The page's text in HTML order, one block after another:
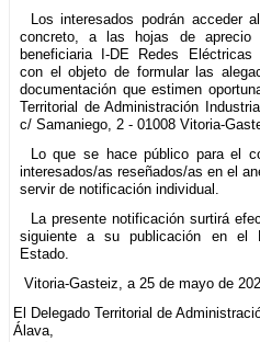
Los interesados podrán acceder
concreto, a las hojas de aprecio
beneficiaria I-DE Redes Eléctricas
con el objeto de formular las
documentación que estimen
Territorial de Administración
c/ Samaniego, 2 - 01008 Vitoria-
Lo que se hace público para el
interesados/as reseñados/as en el
servir de notificación individual.
La presente notificación surtirá
siguiente a su publicación en el
Estado.
Vitoria-Gasteiz, a 25 de mayo de
El Delegado Territorial de
Álava,